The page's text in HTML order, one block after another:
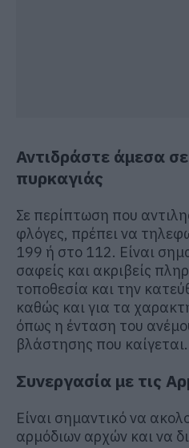
Αντιδράστε άμεσα
πυρκαγιάς
Σε περίπτωση που
φλόγες, πρέπει να
199 ή στο 112. Είναι
σαφείς και ακριβείς
τοποθεσία και την
καθώς και για τα
όπως η ένταση του
βλάστησης που καίγεται.
Συνεργασία με τις
Είναι σημαντικό να
αρμόδιων αρχών και να